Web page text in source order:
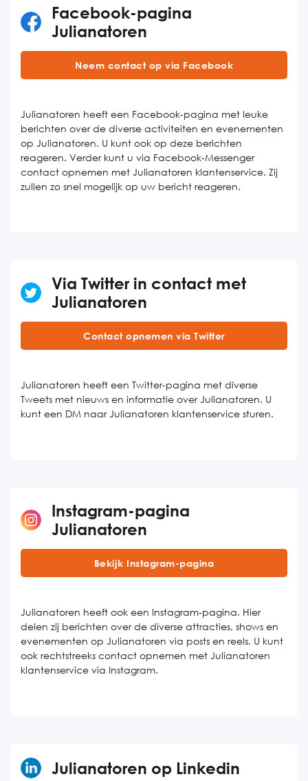
Facebook-pagina
Julianatoren
Neem contact op via Facebook
Julianatoren heeft een Facebook-pagina met leuke
berichten over de diverse activiteiten en evenementen
op Julianatoren. U kunt ook op deze berichten
reageren. Verder kunt u via Facebook-Messenger
contact opnemen met Julianatoren klantenservice. Zij
zullen zo snel mogelijk op uw bericht reageren.
Via Twitter in contact met
Julianatoren
Contact opnemen via Twitter
Julianatoren heeft een Twitter-pagina met diverse
Tweets met nieuws en informatie over Julianatoren. U
kunt een DM naar Julianatoren klantenservice sturen.
Instagram-pagina
Julianatoren
Bekijk Instagram-pagina
Julianatoren heeft ook een Instagram-pagina. Hier
delen zij berichten over de diverse attracties, shows en
evenementen op Julianatoren via posts en reels. U kunt
ook rechtstreeks contact opnemen met Julianatoren
klantenservice via Instagram.
Julianatoren op Linkedin